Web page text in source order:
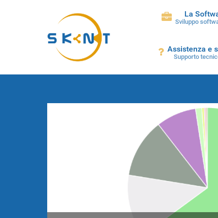
La
Sviluppo
Assistenza e
Supporto